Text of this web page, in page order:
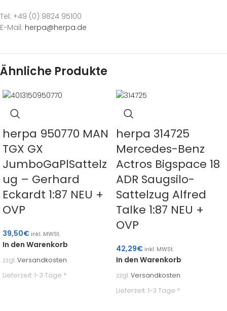
Tel: +49 (0) 9824 95100
E-Mail: herpa@herpa.de
Ähnliche Produkte
herpa 950770 MAN
TGX GX
JumboGaPlSattelz
ug – Gerhard
Eckardt 1:87 NEU +
OVP
39,50€ inkl. MWSt.
In den Warenkorb
zzgl.Versandkosten
Lieferzeit: 1-3 Tage *
herpa 314725
Mercedes-Benz
Actros Bigspace 18
ADR Saugsilo-
Sattelzug Alfred
Talke 1:87 NEU +
OVP
42,29€ inkl. MWSt.
In den Warenkorb
zzgl.Versandkosten
Lieferzeit: 1-3 Tage *